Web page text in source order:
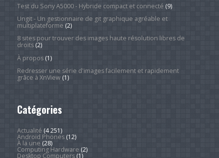
Test du Sony A5000 - Hybride compact et connecté (9)
Ungit - Un gestionnaire de git graphique agréable et
multiplateforme (2)
8 sites pour trouver des images haute résolution libres de
droits(2)
À propos(1)
Redresser une série d'images facilement et rapidement
grâce à XnView(1)
Catégories
Actualité (4 251)
Android Phones(12)
À la une (28)
Computing Hardware (2)
Desktop Computers(1)